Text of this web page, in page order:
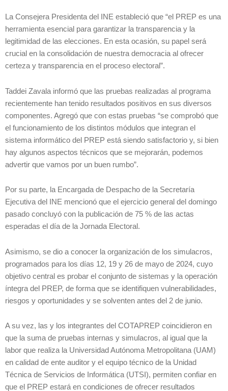
La Consejera Presidenta del INE estableció que “el PREP es una
herramienta esencial para garantizar la transparencia y la
legitimidad de las elecciones. En esta ocasión, su papel será
crucial en la consolidación de nuestra democracia al ofrecer
certeza y transparencia en el proceso electoral”.
Taddei Zavala informó que las pruebas realizadas al programa
recientemente han tenido resultados positivos en sus diversos
componentes. Agregó que con estas pruebas “se comprobó que
el funcionamiento de los distintos módulos que integran el
sistema informático del PREP está siendo satisfactorio y, si bien
hay algunos aspectos técnicos que se mejorarán, podemos
advertir que vamos por un buen rumbo”.
Por su parte, la Encargada de Despacho de la Secretaría
Ejecutiva del INE mencionó que el ejercicio general del domingo
pasado concluyó con la publicación de 75 % de las actas
esperadas el día de la Jornada Electoral.
Asimismo, se dio a conocer la organización de los simulacros,
programados para los días 12, 19 y 26 de mayo de 2024, cuyo
objetivo central es probar el conjunto de sistemas y la operación
íntegra del PREP, de forma que se identifiquen vulnerabilidades,
riesgos y oportunidades y se solventen antes del 2 de junio.
A su vez, las y los integrantes del COTAPREP coincidieron en
que la suma de pruebas internas y simulacros, al igual que la
labor que realiza la Universidad Autónoma Metropolitana (UAM)
en calidad de ente auditor y el equipo técnico de la Unidad
Técnica de Servicios de Informática (UTSI), permiten confiar en
que el PREP estará en condiciones de ofrecer resultados